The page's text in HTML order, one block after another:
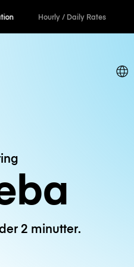
Hourly / Daily Rates
2 minutter.